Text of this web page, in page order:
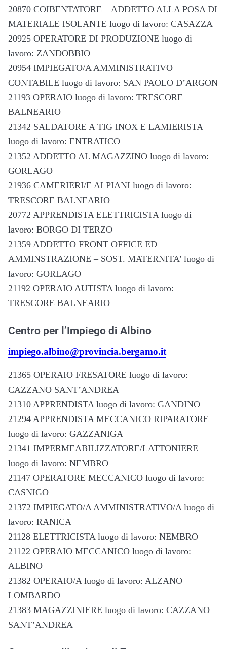
20870 COIBENTATORE – ADDETTO ALLA POSA DI
MATERIALE ISOLANTE luogo di lavoro: CASAZZA
20925 OPERATORE DI PRODUZIONE luogo di
lavoro: ZANDOBBIO
20954 IMPIEGATO/A AMMINISTRATIVO
CONTABILE luogo di lavoro: SAN PAOLO D’ARGON
21193 OPERAIO luogo di lavoro: TRESCORE
BALNEARIO
21342 SALDATORE A TIG INOX E LAMIERISTA
luogo di lavoro: ENTRATICO
21352 ADDETTO AL MAGAZZINO luogo di lavoro:
GORLAGO
21936 CAMERIERI/E AI PIANI luogo di lavoro:
TRESCORE BALNEARIO
20772 APPRENDISTA ELETTRICISTA luogo di
lavoro: BORGO DI TERZO
21359 ADDETTO FRONT OFFICE ED
AMMINSTRAZIONE – SOST. MATERNITA’ luogo di
lavoro: GORLAGO
21192 OPERAIO AUTISTA luogo di lavoro:
TRESCORE BALNEARIO
Centro per l’Impiego di Albino
impiego.albino@provincia.bergamo.it
21365 OPERAIO FRESATORE luogo di lavoro:
CAZZANO SANT’ANDREA
21310 APPRENDISTA luogo di lavoro: GANDINO
21294 APPRENDISTA MECCANICO RIPARATORE
luogo di lavoro: GAZZANIGA
21341 IMPERMEABILIZZATORE/LATTONIERE
luogo di lavoro: NEMBRO
21147 OPERATORE MECCANICO luogo di lavoro:
CASNIGO
21372 IMPIEGATO/A AMMINISTRATIVO/A luogo di
lavoro: RANICA
21128 ELETTRICISTA luogo di lavoro: NEMBRO
21122 OPERAIO MECCANICO luogo di lavoro:
ALBINO
21382 OPERAIO/A luogo di lavoro: ALZANO
LOMBARDO
21383 MAGAZZINIERE luogo di lavoro: CAZZANO
SANT’ANDREA